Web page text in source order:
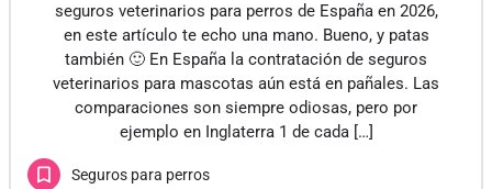
seguros veterinarios para perros de España en 2026,
en este artículo te echo una mano. Bueno, y patas
también 🙂 En España la contratación de seguros
veterinarios para mascotas aún está en pañales. Las
comparaciones son siempre odiosas, pero por
ejemplo en Inglaterra 1 de cada […]
Seguros para perros